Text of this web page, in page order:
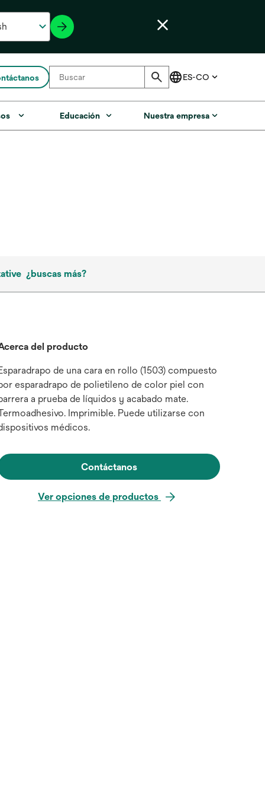
Educación Nuestra empresa
¿buscas más?
del producto
de una cara en rollo (1503) compuesto
esparadrapo de polietileno de color piel con
a prueba de líquidos y acabado mate.
Imprimible. Puede utilizarse con
médicos.
Contáctanos
Ver opciones de productos